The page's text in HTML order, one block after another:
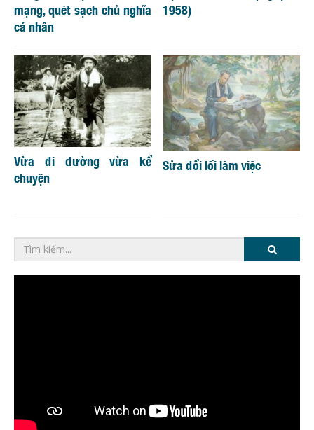
mạng, quét sạch chủ nghĩa
cá nhân
1958)
Vừa đi đường vừa kể
chuyện
Sửa đổi lối làm việc